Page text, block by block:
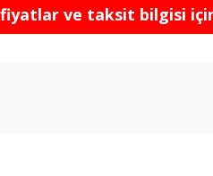
ve taksit bilgisi